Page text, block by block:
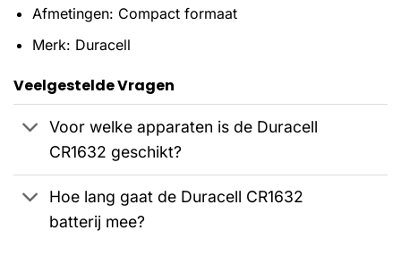
Afmetingen: Compact formaat
Merk: Duracell
Veelgestelde Vragen
Voor welke apparaten is de Duracell
CR1632 geschikt?
Hoe lang gaat de Duracell CR1632
batterij mee?